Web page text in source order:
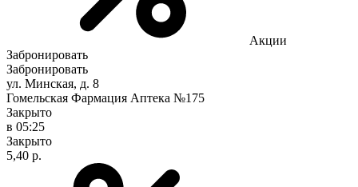
Акции
Забронировать
Забронировать
ул. Минская, д. 8
Гомельская Фармация Аптека №175
Закрыто
в 05:25
Закрыто
5,40 р.